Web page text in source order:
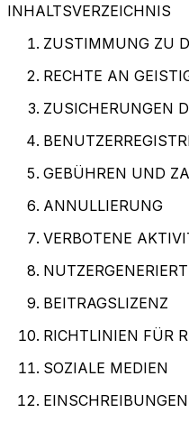
INHALTSVERZEICHNIS
ZUSTIMMUNG ZU
RECHTE AN
ZUSICHERUNGEN
GEBÜHREN UND
ANNULLIERUNG
VERBOTENE
BEITRAGSLIZENZ
RICHTLINIEN FÜR
SOZIALE MEDIEN
EINSCHREIBUNGEN